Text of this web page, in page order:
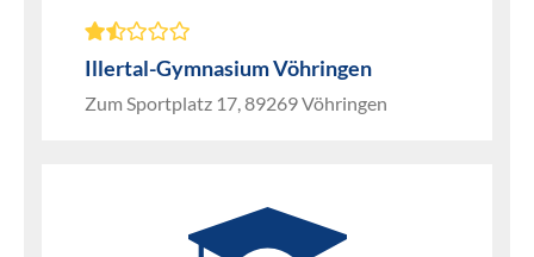
Illertal-Gymnasium Vöhringen
Zum Sportplatz 17, 89269 Vöhringen